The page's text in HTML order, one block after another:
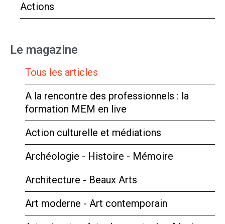
Actions
Le magazine
Tous les articles
A la rencontre des professionnels : la
formation MEM en live
Action culturelle et médiations
Archéologie - Histoire - Mémoire
Architecture - Beaux Arts
Art moderne - Art contemporain